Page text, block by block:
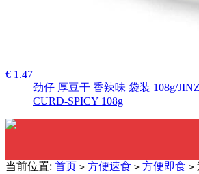
€ 1.47
劲仔 厚豆干 香辣味 袋装 108g/
CURD-SPICY 108g
当前位置: 首页 > 方便速食 > 方便即食 >